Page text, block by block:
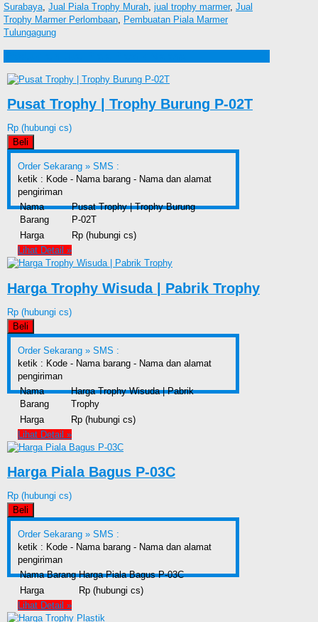
Surabaya Jual Piala Trophy Murah jual trophy marmer, Jual
Trophy Marmer Perlombaan Pembuatan Piala Marmer
Tulungagung
Pusat Trophy | Trophy Burung P-02T
Rp (hubungi cs)
Beli
Order Sekarang » SMS :
ketik : Kode - Nama barang - Nama dan alamat
pengiriman
Nama
Barang
Pusat Trophy | Trophy Burung
P-02T
Harga
Rp (hubungi cs)
Lihat Detail »
Harga Trophy Wisuda | Pabrik Trophy
Rp (hubungi cs)
Beli
Order Sekarang » SMS :
ketik : Kode - Nama barang - Nama dan alamat
pengiriman
Nama
Barang
Harga Trophy Wisuda | Pabrik
Trophy
Harga
Rp (hubungi cs)
Lihat Detail »
Harga Piala Bagus P-03C
Rp (hubungi cs)
Beli
Order Sekarang » SMS :
ketik : Kode - Nama barang - Nama dan alamat
pengiriman
Nama Barang Harga Piala Bagus P-03C
Harga
Rp (hubungi cs)
Lihat Detail »